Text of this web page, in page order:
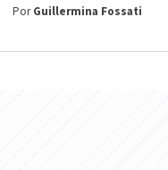
PorGuillermina Fossati